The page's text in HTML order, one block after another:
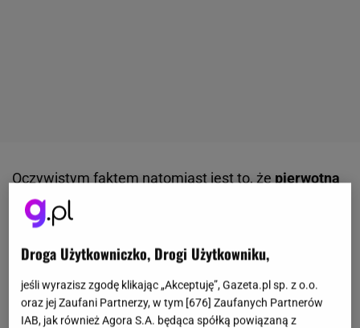
Oczywistym faktem natomiast jest to, żepierwotna
wersja Biblii wyglądała zgoła odmiennie, od tej,
która jest nam znana współcześnie
było wielu, jednakże później, to ktoś inny odpowiadał
ludzie? Analizą tego tajemniczego zagadnienia zajął
się serwis Focus.
Droga Użytkowniczko, Drogi Użytkowniku,
jeśli wyrazisz zgodę klikając „Akceptuję”, Gazeta.pl sp. z o.o.
oraz jej Zaufani Partnerzy, w tym [676] Zaufanych Partnerów
IAB, jak również Agora S.A. będąca spółką powiązaną z